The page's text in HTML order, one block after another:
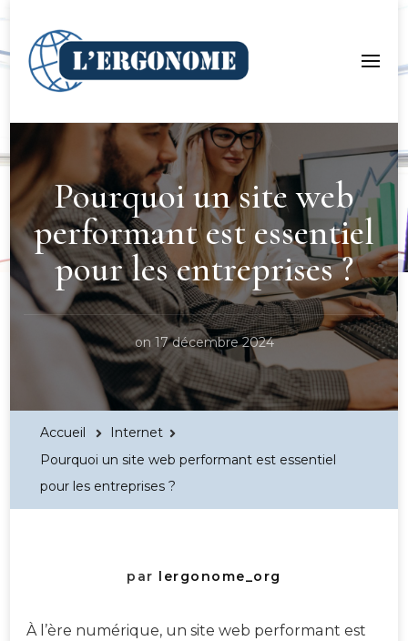
LergoNome.org
Pourquoi un site web
performant est essentiel
pour les entreprises ?
on 17 décembre 2024
Accueil
Internet
Pourquoi un site web performant est essentiel
pour les entreprises ?
par lergonome_org
À l’ère numérique, un site web performant est